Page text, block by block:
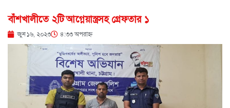
বাঁশখালীতে ২টি আগ্নেয়াস্ত্রসহ গ্রেফতার ১
জুন ১৬, ২০২৩ ৪:৩৩ অপরাহ্ণ